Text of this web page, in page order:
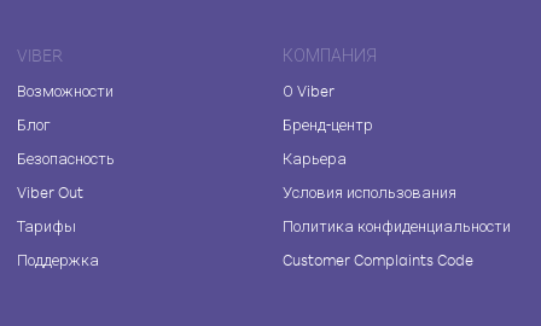
VIBER
Возможности
Блог
Безопасность
Viber Out
Тарифы
Поддержка
КОМПАНИЯ
О Viber
Бренд-центр
Карьера
Условия использования
Политика конфиденциальности
Customer Complaints Code